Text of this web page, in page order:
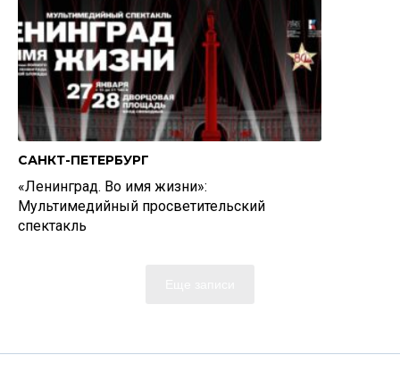
САНКТ-ПЕТЕРБУРГ
«Ленинград. Во имя жизни»:
Мультимедийный просветительский
спектакль